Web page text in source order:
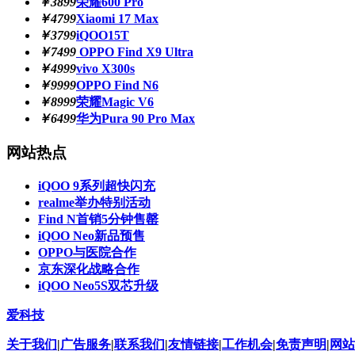
￥4799Xiaomi 17 Max
￥3799iQOO15T
￥7499 OPPO Find X9 Ultra
￥4999vivo X300s
￥9999OPPO Find N6
￥8999荣耀Magic V6
￥6499华为Pura 90 Pro Max
网站热点
iQOO 9系列超快闪充
realme举办特别活动
Find N首销5分钟售罄
iQOO Neo新品预售
OPPO与医院合作
京东深化战略合作
iQOO Neo5S双芯升级
爱科技
关于我们|广告服务|联系我们|友情链接|工作机会|免责声明| 网